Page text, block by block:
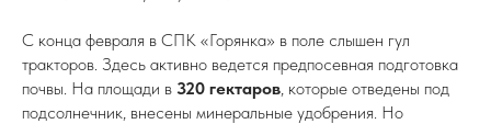
С конца февраля в СПК «Горянка» в поле слышен гул
тракторов. Здесь активно ведется предпосевная подготовка
почвы. На площади в 320 гектаров, которые отведены под
подсолнечник, внесены минеральные удобрения. Но